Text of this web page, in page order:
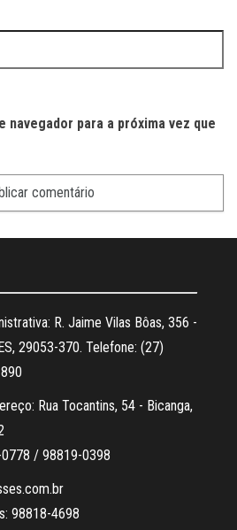
navegador para a próxima vez que
R. Jaime Vilas Bôas, 356 -
29053-370. Telefone: (27)
Rua Tocantins, 54 - Bicanga,
/ 98819-0398
98818-4698